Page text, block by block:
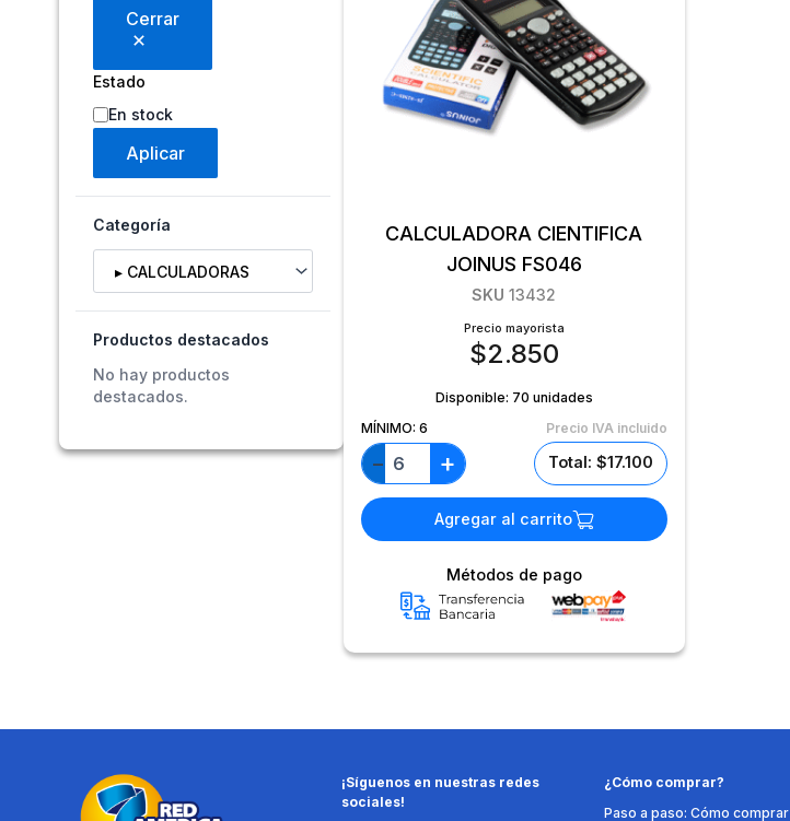
Cerrar
Estado
En stock
Aplicar
Categoría
Productos destacados
No hay productos
destacados.
CALCULADORA CIENTIFICA
JOINUS FS046
SKU 13432
Precio mayorista
$2.850
Disponible: 70 unidades
MÍNIMO: 6 Precio IVA incluido
− + Total: $17.100
Agregar al carrito
Métodos de pago
¡Síguenos en nuestras redes
sociales!
¿Cómo comprar?
Paso a paso: Cómo comprar